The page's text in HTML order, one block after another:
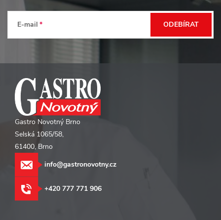
E-mail ODEBÍRAT
Gastro Novotný Brno
Selská 1065/58,
61400, Brno
info@gastronovotny.cz
+420 777 771 906